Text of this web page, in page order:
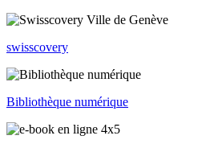
swisscovery
Bibliothèque numérique